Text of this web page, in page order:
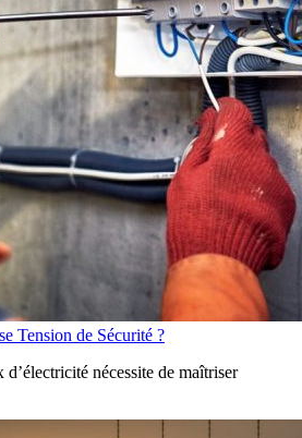
Tension de Sécurité ?
d’électricité nécessite de maîtriser